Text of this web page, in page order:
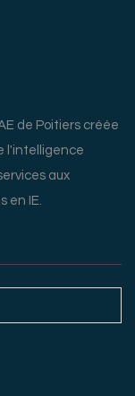
de Poitiers créée
l'intelligence
aux
en IE.